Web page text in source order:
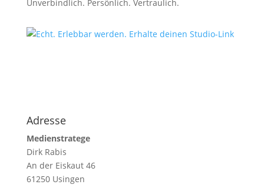
Unverbindlich. Persönlich. Vertraulich.
Adresse
Medienstratege
Dirk Rabis
An der Eiskaut 46
61250 Usingen